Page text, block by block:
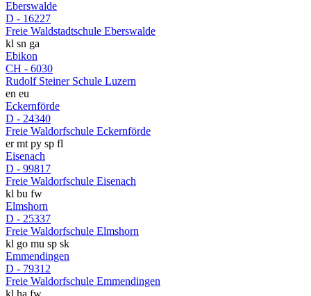
Eberswalde
D - 16227
Freie Waldstadtschule Eberswalde
kl sn ga
Ebikon
CH - 6030
Rudolf Steiner Schule Luzern
en eu
Eckernförde
D - 24340
Freie Waldorfschule Eckernförde
er mt py sp fl
Eisenach
D - 99817
Freie Waldorfschule Eisenach
kl bu fw
Elmshorn
D - 25337
Freie Waldorfschule Elmshorn
kl go mu sp sk
Emmendingen
D - 79312
Freie Waldorfschule Emmendingen
kl ha fw